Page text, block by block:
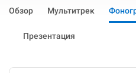
Обзор Мультитрек
Презентация